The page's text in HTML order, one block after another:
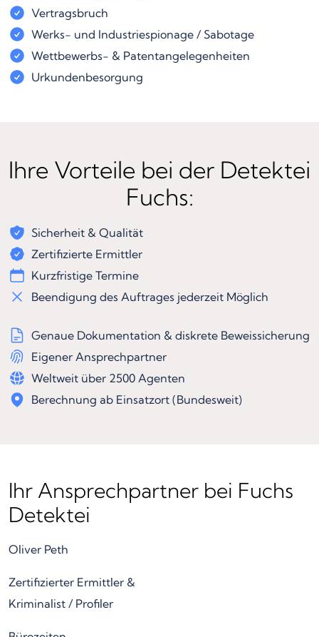
Vertragsbruch
Werks- und Industriespionage / Sabotage
Wettbewerbs- & Patentangelegenheiten
Urkundenbesorgung
Ihre Vorteile bei der Detektei
Fuchs:
Sicherheit & Qualität
Zertifizierte Ermittler
Kurzfristige Termine
Beendigung des Auftrages jederzeit Möglich
Genaue Dokumentation & diskrete Beweissicherung
Eigener Ansprechpartner
Weltweit über 2500 Agenten
Berechnung ab Einsatzort (Bundesweit)
Ihr Ansprechpartner bei Fuchs
Detektei
Oliver Peth
Zertifizierter Ermittler &
Kriminalist / Profiler